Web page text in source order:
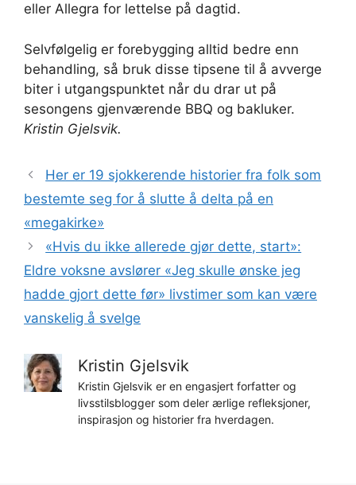
eller Allegra for lettelse på dagtid.
Selvfølgelig er forebygging alltid bedre enn
behandling, så bruk disse tipsene til å avverge
biter i utgangspunktet når du drar ut på
sesongens gjenværende BBQ og bakluker.
Kristin Gjelsvik.
Her er 19 sjokkerende historier fra folk som
bestemte seg for å slutte å delta på en
«megakirke»
«Hvis du ikke allerede gjør dette, start»:
Eldre voksne avslører «Jeg skulle ønske jeg
hadde gjort dette før» livstimer som kan være
vanskelig å svelge
Kristin Gjelsvik
Kristin Gjelsvik er en engasjert forfatter og
livsstilsblogger som deler ærlige refleksjoner,
inspirasjon og historier fra hverdagen.